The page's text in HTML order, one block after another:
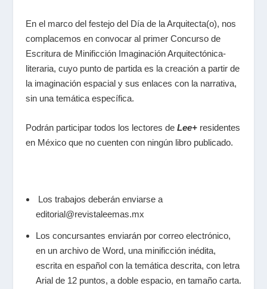
En el marco del festejo del Día de la Arquitecta(o), nos
complacemos en convocar al primer Concurso de
Escritura de Minificción Imaginación Arquitectónica-
literaria, cuyo punto de partida es la creación a partir de
la imaginación espacial y sus enlaces con la narrativa,
sin una temática específica.
Podrán participar todos los lectores de Lee+residentes
en México que no cuenten con ningún libro publicado.
⁠ Los trabajos deberán enviarse a
editorial@revistaleemas.mx
Los concursantes enviarán por correo electrónico,
en un archivo de Word, una minificción inédita,
escrita en español con la temática descrita, con letra
Arial de 12 puntos, a doble espacio, en tamaño carta.